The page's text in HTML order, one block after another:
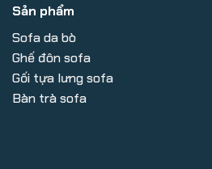
Sản phẩm
Sofa da bò
Ghế đôn sofa
Gối tựa lưng sofa
Bàn trà sofa